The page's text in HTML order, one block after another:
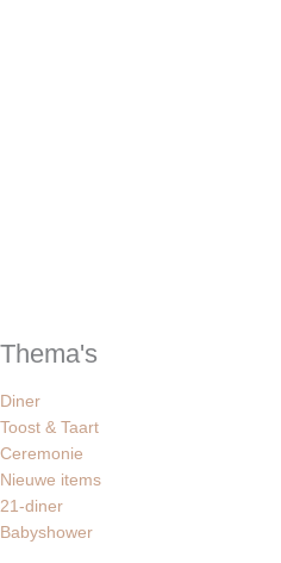
Thema's
Diner
Toost & Taart
Ceremonie
Nieuwe items
21-diner
Babyshower